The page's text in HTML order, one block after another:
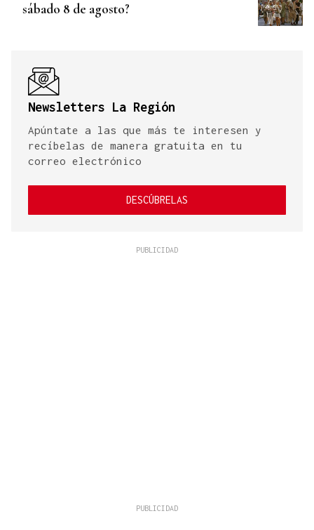
sábado 8 de agosto?
Newsletters La Región
Apúntate a las que más te interesen y
recíbelas de manera gratuita en tu
correo electrónico
DESCÚBRELAS